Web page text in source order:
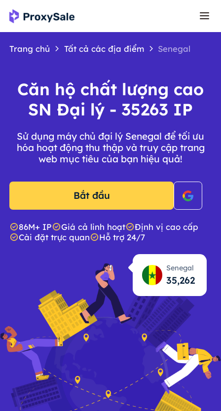
Trang chủ Tất cả các địa điểm Senegal
Căn hộ chất lượng cao
SN Đại lý - 35263 IP
Sử dụng máy chủ đại lý Senegal để tối ưu
hóa hoạt động thu thập và truy cập trang
web mục tiêu của bạn hiệu quả!
Bắt đầu
86M+ IP Giá cả linh hoạt
Định vị cao cấp
Cài đặt trực quan
Hỗ trợ 24/7
Senegal
35,263